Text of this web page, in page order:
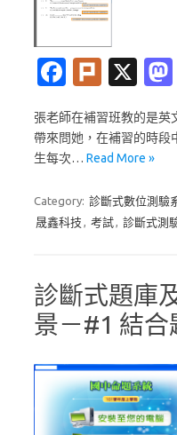
Fa
e
b
o
Pl
k
X
張老師在補習班教的是英
帶來問她，在補習的時段
生每次… Read More »
Category: 診斷式數位測驗
晟鑫科技 , 考試, 診斷式測
診斷式題庫
景－#1 結合